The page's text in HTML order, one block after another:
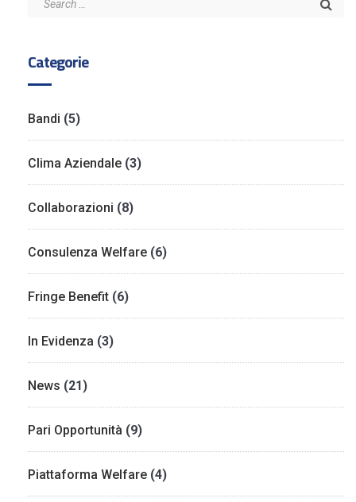
Categorie
Bandi (5)
Clima Aziendale (3)
Collaborazioni (8)
Consulenza Welfare (6)
Fringe Benefit (6)
In Evidenza (3)
News (21)
Pari Opportunità (9)
Piattaforma Welfare (4)